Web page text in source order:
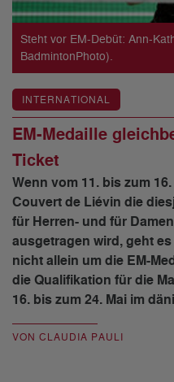
Steht vor EM-Debüt: Ann-
BadmintonPhoto).
INTERNATIONAL
EM-Medaille
Ticket
Wenn vom 11. bis zum
Couvert de Liévin die
für Herren- und für
ausgetragen wird, geht
nicht allein um die EM-
die Qualifikation für die
16. bis zum 24. Mai im
VON CLAUDIA PAULI